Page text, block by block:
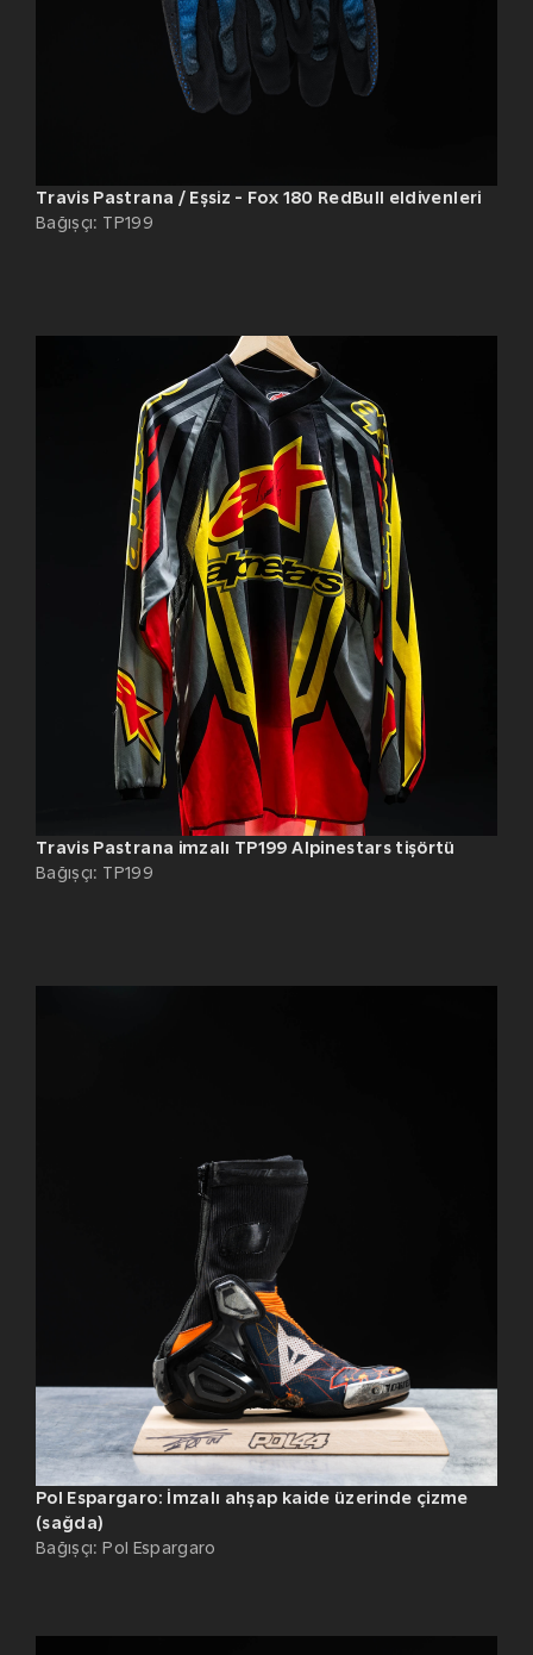
Travis Pastrana / Eşsiz - Fox 180 RedBull eldivenleri
Bağışçı: TP199
Travis Pastrana imzalı TP199 Alpinestars tişörtü
Bağışçı: TP199
Pol Espargaro: İmzalı ahşap kaide üzerinde çizme
(sağda)
Bağışçı:Pol Espargaro